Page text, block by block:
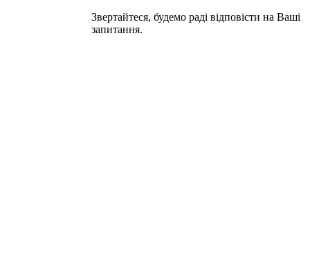
Звертайтеся, будемо раді відповісти на Ваші
запитання.